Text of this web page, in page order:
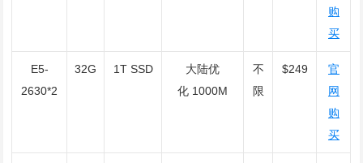
购
买
E5-
2630*2
32G 1T SSD
大陆优
化 1000M
不
限
$249
官
网
购
买